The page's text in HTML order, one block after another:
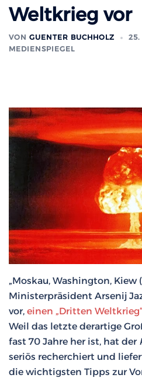
Weltkrieg vor
VON GUENTER BUCHHOLZ
25.
MEDIENSPIEGEL
„Moskau, Washington, Kiew
Ministerpräsident Arsenij
vor, einen „Dritten
Weil das letzte derartige
fast 70 Jahre her ist, hat der
seriös recherchiert und
die wichtigsten Tipps zur